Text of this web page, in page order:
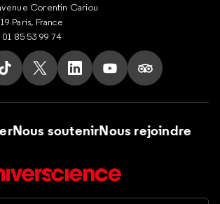
Corentin Cariou
Paris, France
85 53 99 74
Instagram
nous sur Facebook
Suivez nous sur Tik Tok
Suivez nous sur X
Suivez nous sur LinkedIn
Suivez nous sur
Suivez nous
Nous soutenirNous rejoindre